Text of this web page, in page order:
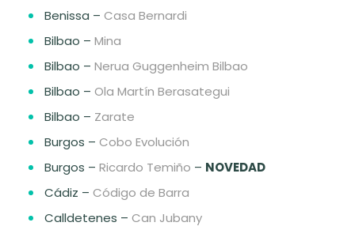
Benissa – Casa Bernardi
Bilbao – Mina
Bilbao – Nerua Guggenheim Bilbao
Bilbao – Ola Martín Berasategui
Bilbao – Zarate
Burgos – Cobo Evolución
Burgos – Ricardo Temiño – NOVEDAD
Cádiz – Código de Barra
Calldetenes – Can Jubany